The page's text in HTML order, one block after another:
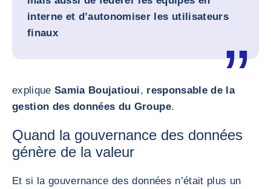
interne et d’autonomiser les utilisateurs
finaux
expliqueSamia Boujatioui, responsable de la
gestion des données du Groupe.
Quand la gouvernance des données
génère de la valeur
Et si la gouvernance des données n’était plus un